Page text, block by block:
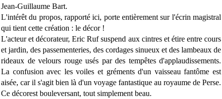
Jean-Guillaume Bart.
L'intérêt du propos, rapporté ici, porte entièrement sur l'écrin magistral
qui tient cette création : le décor !
L'acteur et décorateur, Eric Ruf suspend aux cintres et étire entre cours
et jardin, des passementeries, des cordages sinueux et des lambeaux de
rideaux de velours rouge usés par des tempêtes d'applaudissements.
La confusion avec les voiles et gréments d'un vaisseau fantôme est
aisée, car il s'agit bien là d'un voyage fantastique au royaume de Perse.
Ce décorest bouleversant, tout simplement beau.